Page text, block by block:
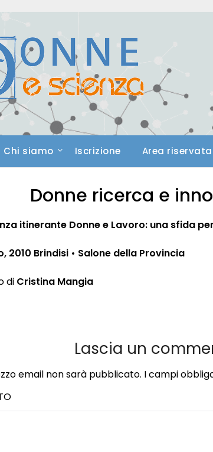
Chi siamo Iscrizione Area riservata
Donne ricerca e
itinerante Donne e Lavoro: una sfida
2010 Brindisi • Salone della Provincia
di Cristina Mangia
Lascia un
email non sarà pubblicato. I campi